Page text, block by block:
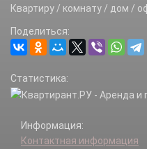
Квартиру / комнату / дом /
Поделиться:
Статистика:
Информация:
Контактная информация